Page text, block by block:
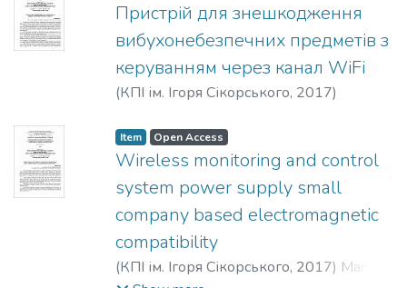
Пристрій для знешкодження
вибухонебезпечних предметів з
керуванням через канал WiFi
(КПІ ім. Ігоря Сікорського, 2017)
Item Open Access
Wireless monitoring and control
system power supply small
company based electromagnetic
compatibility
(КПІ ім. Ігоря Сікорського, 2017) Marynin,